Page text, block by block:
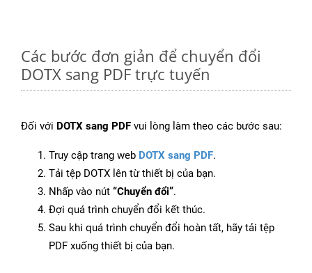
Các bước đơn giản để chuyển đổi
DOTX sang PDF trực tuyến
Đối với DOTX sang PDF vui lòng làm theo các bước sau:
Truy cập trang web DOTX sang PDF.
Tải tệp DOTX lên từ thiết bị của bạn.
Nhấp vào nút “Chuyển đổi”.
Đợi quá trình chuyển đổi kết thúc.
Sau khi quá trình chuyển đổi hoàn tất, hãy tải tệp
PDF xuống thiết bị của bạn.